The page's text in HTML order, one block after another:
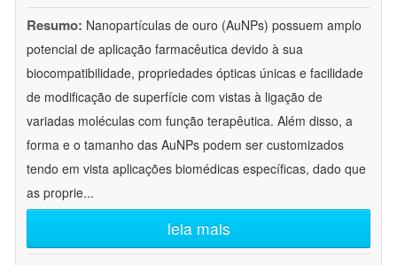
Resumo: Nanopartículas de ouro (AuNPs) possuem amplo
potencial de aplicação farmacêutica devido à sua
biocompatibilidade, propriedades ópticas únicas e facilidade
de modificação de superfície com vistas à ligação de
variadas moléculas com função terapêutica. Além disso, a
forma e o tamanho das AuNPs podem ser customizados
tendo em vista aplicações biomédicas específicas, dado que
as proprie...
leia mais